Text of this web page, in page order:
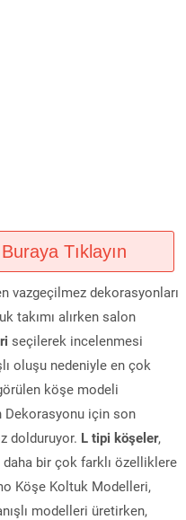
Tıklayın
vazgeçilmez dekorasyonları
takımı alırken salon
seçilerek incelenmesi
oluşu nedeniyle en çok
köşe modeli
Dekorasyonu için son
dolduruyor. L tipi köşeler,
bir çok farklı özelliklere
Köşe Koltuk Modelleri,
modelleri üretirken,